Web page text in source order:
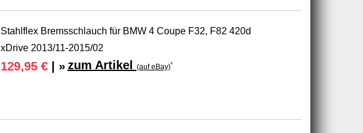
Stahlflex Bremsschlauch für BMW 4 Coupe F32, F82 420d
xDrive 2013/11-2015/02
129,95 €| » zum Artikel (auf eBay)*